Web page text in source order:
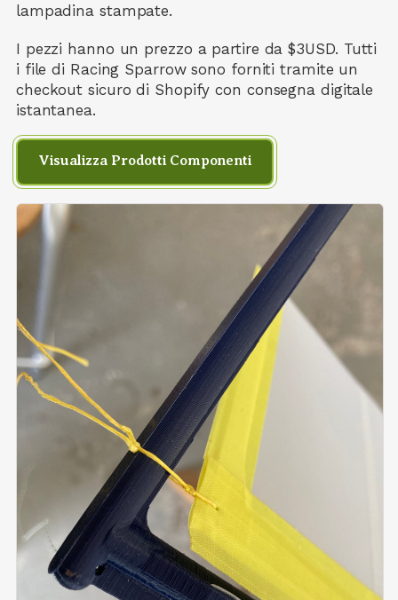
lampadina stampate.
I pezzi hanno un prezzo a partire da $3USD. Tutti
i file di Racing Sparrow sono forniti tramite un
checkout sicuro di Shopify con consegna digitale
istantanea.
Visualizza Prodotti Componenti